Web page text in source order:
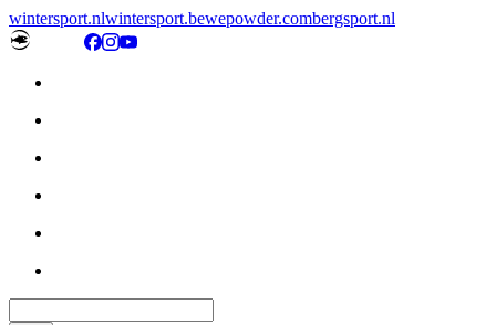
wintersport.nlwintersport.bewepowder.combergsport.nl